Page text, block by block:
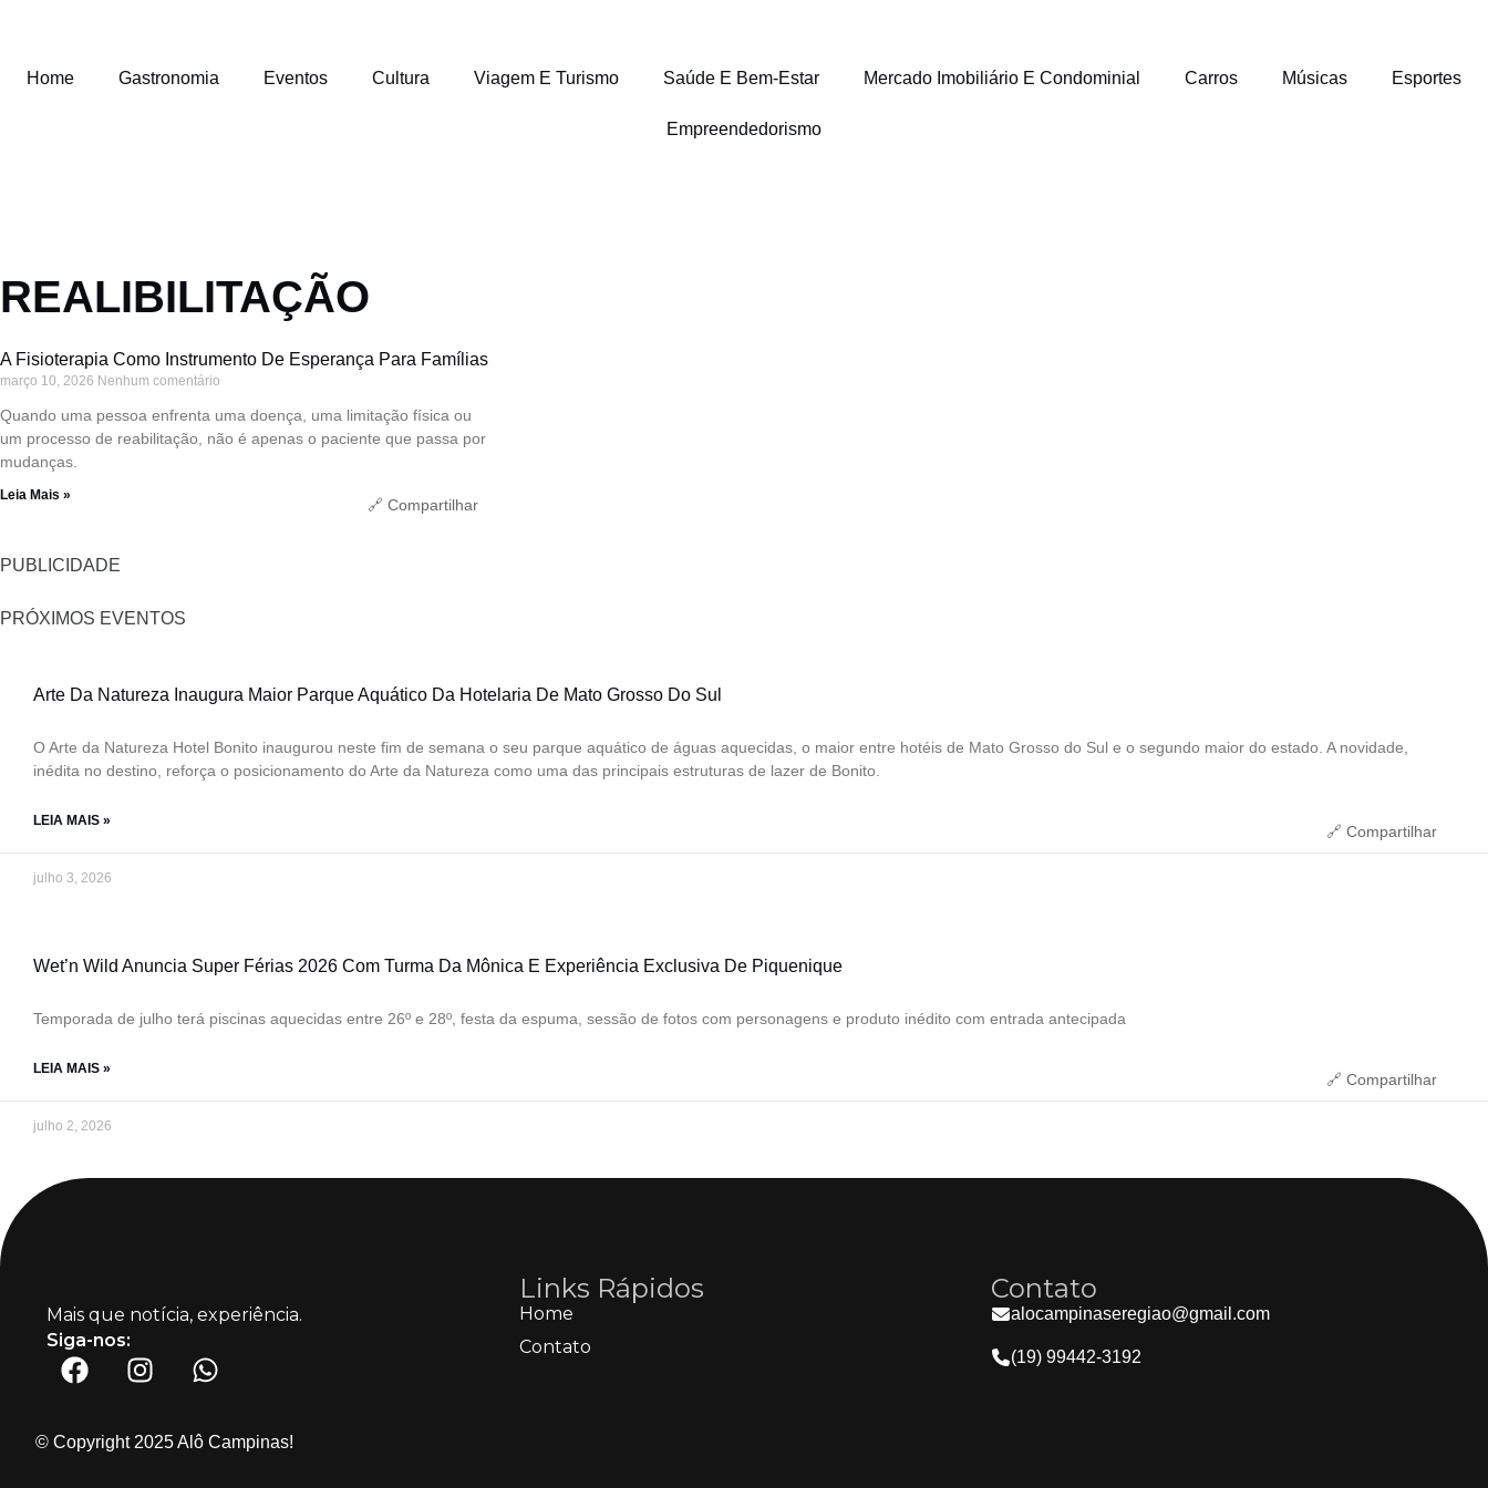
Home Gastronomia Eventos Cultura Viagem E Turismo Saúde E Bem-Estar Mercado Imobiliário E Condominial Carros Músicas Esportes
Empreendedorismo
REALIBILITAÇÃO
A Fisioterapia Como Instrumento De Esperança Para Famílias
março 10, 2026 Nenhum comentário
Quando uma pessoa enfrenta uma doença, uma limitação física ou
um processo de reabilitação, não é apenas o paciente que passa por
mudanças.
Leia Mais »
🔗 Compartilhar
PUBLICIDADE
PRÓXIMOS EVENTOS
Arte Da Natureza Inaugura Maior Parque Aquático Da Hotelaria De Mato Grosso Do Sul
O Arte da Natureza Hotel Bonito inaugurou neste fim de semana o seu parque aquático de águas aquecidas, o maior entre hotéis de Mato Grosso do Sul e o segundo maior do estado. A novidade,
inédita no destino, reforça o posicionamento do Arte da Natureza como uma das principais estruturas de lazer de Bonito.
LEIA MAIS »
🔗 Compartilhar
julho 3, 2026
Wet’n Wild Anuncia Super Férias 2026 Com Turma Da Mônica E Experiência Exclusiva De Piquenique
Temporada de julho terá piscinas aquecidas entre 26º e 28º, festa da espuma, sessão de fotos com personagens e produto inédito com entrada antecipada
LEIA MAIS »
🔗 Compartilhar
julho 2, 2026
Mais que notícia, experiência.
Siga-nos:
Links Rápidos
Home
Contato
Contato
alocampinaseregiao@gmail.com
(19) 99442-3192
© Copyright 2025 Alô Campinas!